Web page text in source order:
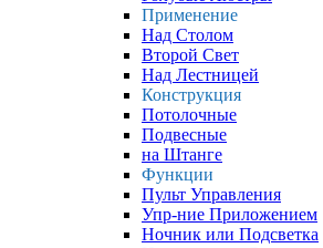
Применение
Над Столом
Второй Свет
Над Лестницей
Конструкция
Потолочные
Подвесные
на Штанге
Функции
Пульт Управления
Упр-ние Приложением
Ночник или Подсветка